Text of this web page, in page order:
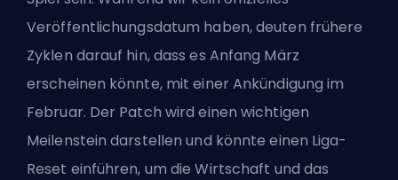
Veröffentlichungsdatum haben, deuten frühere
Zyklen darauf hin, dass es Anfang März
erscheinen könnte, mit einer Ankündigung im
Februar. Der Patch wird einen wichtigen
Meilenstein darstellen und könnte einen Liga-
Reset einführen, um die Wirtschaft und das